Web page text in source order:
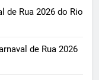
de Rua 2026 do Rio
de Rua 2026